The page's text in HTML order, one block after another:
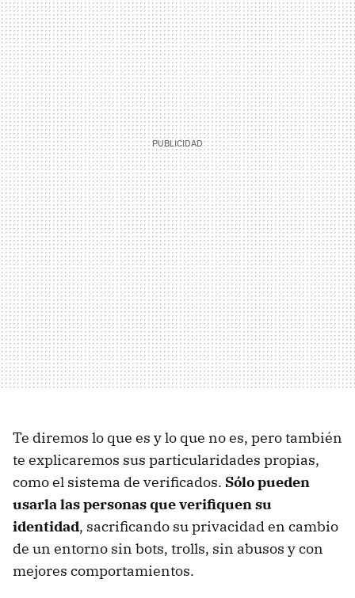
Te diremos lo que es y lo que no es, pero también
te explicaremos sus particularidades propias,
como el sistema de verificados. Sólo pueden
usarla las personas que verifiquen su
identidad, sacrificando su privacidad en cambio
de un entorno sin bots, trolls, sin abusos y con
mejores comportamientos.